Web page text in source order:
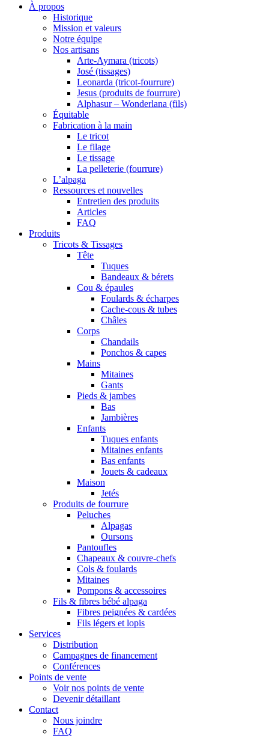
À propos
Historique
Mission et valeurs
Notre équipe
Nos artisans
Arte-Aymara (tricots)
José (tissages)
Leonarda (tricot-fourrure)
Jesus (produits de fourrure)
Alphasur – Wonderlana (fils)
Équitable
Fabrication à la main
Le tricot
Le filage
Le tissage
La pelleterie (fourrure)
L’alpaga
Ressources et nouvelles
Entretien des produits
Articles
FAQ
Produits
Tricots & Tissages
Tête
Tuques
Bandeaux & bérets
Cou & épaules
Foulards & écharpes
Cache-cous & tubes
Châles
Corps
Chandails
Ponchos & capes
Mains
Mitaines
Gants
Pieds & jambes
Bas
Jambières
Enfants
Tuques enfants
Mitaines enfants
Bas enfants
Jouets & cadeaux
Maison
Jetés
Produits de fourrure
Peluches
Alpagas
Oursons
Pantoufles
Chapeaux & couvre-chefs
Cols & foulards
Mitaines
Pompons & accessoires
Fils & fibres bébé alpaga
Fibres peignées & cardées
Fils légers et lopis
Services
Distribution
Campagnes de financement
Conférences
Points de vente
Voir nos points de vente
Devenir détaillant
Contact
Nous joindre
FAQ